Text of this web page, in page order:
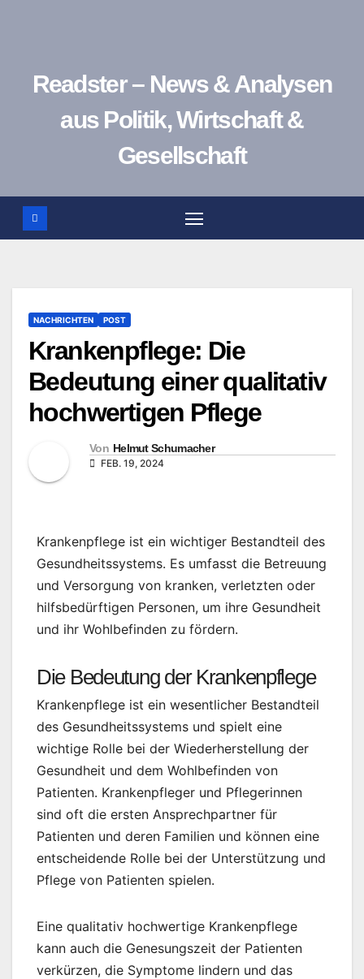
Readster – News & Analysen
aus Politik, Wirtschaft &
Gesellschaft
NACHRICHTEN POST
Krankenpflege: Die
Bedeutung einer qualitativ
hochwertigen Pflege
Von Helmut Schumacher
FEB. 19, 2024
Krankenpflege ist ein wichtiger Bestandteil des
Gesundheitssystems. Es umfasst die Betreuung
und Versorgung von kranken, verletzten oder
hilfsbedürftigen Personen, um ihre Gesundheit
und ihr Wohlbefinden zu fördern.
Die Bedeutung der Krankenpflege
Krankenpflege ist ein wesentlicher Bestandteil
des Gesundheitssystems und spielt eine
wichtige Rolle bei der Wiederherstellung der
Gesundheit und dem Wohlbefinden von
Patienten. Krankenpfleger und Pflegerinnen
sind oft die ersten Ansprechpartner für
Patienten und deren Familien und können eine
entscheidende Rolle bei der Unterstützung und
Pflege von Patienten spielen.
Eine qualitativ hochwertige Krankenpflege
kann auch die Genesungszeit der Patienten
verkürzen, die Symptome lindern und das